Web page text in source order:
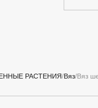
РАСТЕНИЯ Вяз Вяз